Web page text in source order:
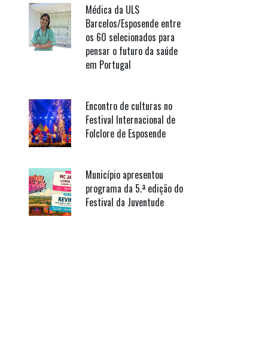
Médica da ULS
Barcelos/Esposende entre
os 60 selecionados para
pensar o futuro da saúde
em Portugal
Encontro de culturas no
Festival Internacional de
Folclore de Esposende
Município apresentou
programa da 5.ª edição do
Festival da Juventude